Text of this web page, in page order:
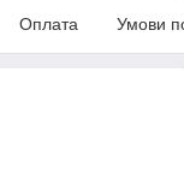
Оплата Умови